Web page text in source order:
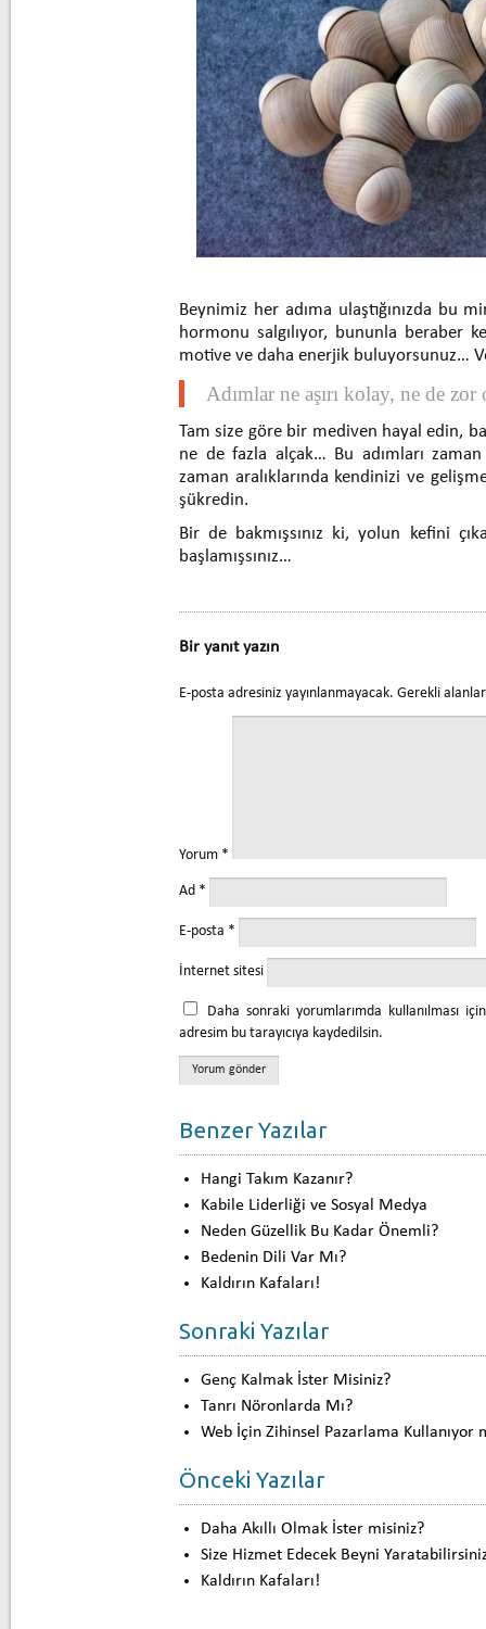
Beynimiz her adıma ulaştığınızda bu
hormonu salgılıyor, bununla beraber
motive ve daha enerjik buluyorsunuz…
Adımlar ne aşırı kolay, ne de zor
Tam size göre bir mediven hayal edin,
ne de fazla alçak… Bu adımları
zaman aralıklarında kendinizi ve
şükredin.
Bir de bakmışsınız ki, yolun kefini
başlamışsınız…
Bir yanıt yazın
E-posta adresiniz yayınlanmayacak. Gerekli
Yorum *
Ad *
E-posta *
İnternet sitesi
Daha sonraki yorumlarımda kullanılması
adresim bu tarayıcıya kaydedilsin.
Benzer Yazılar
Hangi Takım Kazanır?
Kabile Liderliği ve Sosyal Medya
Neden Güzellik Bu Kadar Önemli?
Bedenin Dili Var Mı?
Kaldırın Kafaları!
Sonraki Yazılar
Genç Kalmak İster Misiniz?
Tanrı Nöronlarda Mı?
Web İçin Zihinsel Pazarlama Kullanıyor
Önceki Yazılar
Daha Akıllı Olmak İster misiniz?
Size Hizmet Edecek Beyni
Kaldırın Kafaları!